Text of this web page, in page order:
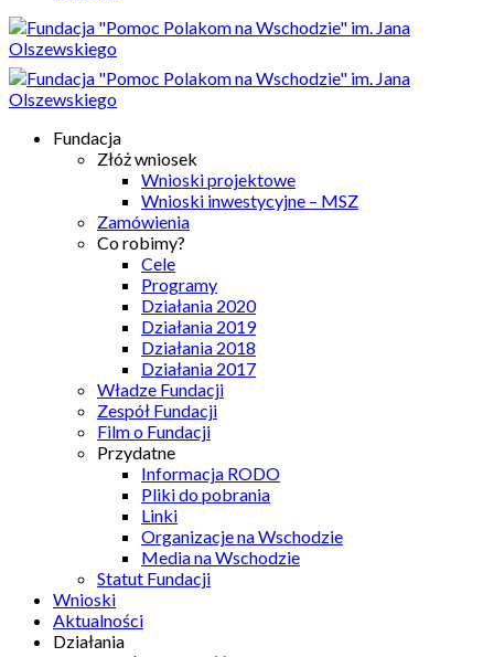
Fundacja
Złóż wniosek
Wnioski projektowe
Wnioski inwestycyjne – MSZ
Zamówienia
Co robimy?
Cele
Programy
Działania 2020
Działania 2019
Działania 2018
Działania 2017
Władze Fundacji
Zespół Fundacji
Film o Fundacji
Przydatne
Informacja RODO
Pliki do pobrania
Linki
Organizacje na Wschodzie
Media na Wschodzie
Statut Fundacji
Wnioski
Aktualności
Działania